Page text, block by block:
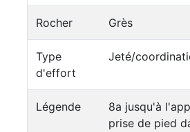
Rocher Grès
Type
d'effort
Jeté/
Légende
8a jusqu'à
prise de pied